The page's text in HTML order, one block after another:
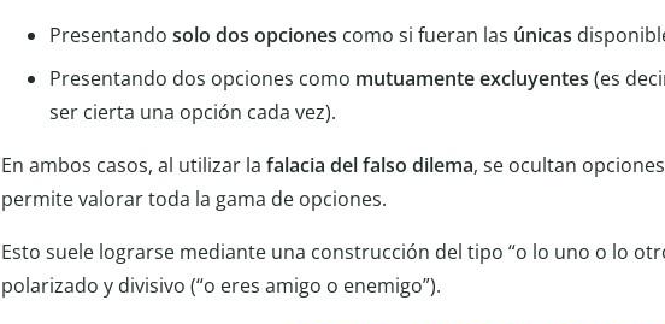
Presentando solo dos opciones como si fueran las únicas
Presentando dos opciones como mutuamente excluyentes (es
ser cierta una opción cada vez).
En ambos casos, al utilizar la falacia del falso dilema, se ocultan
permite valorar toda la gama de opciones.
Esto suele lograrse mediante una construcción del tipo “o lo uno o lo
polarizado y divisivo (“o eres amigo o enemigo”).